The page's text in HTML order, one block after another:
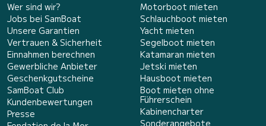
Wer sind wir?
Jobs bei SamBoat
Unsere Garantien
Vertrauen & Sicherheit
Einnahmen berechnen
Gewerbliche Anbieter
Geschenkgutscheine
SamBoat Club
Kundenbewertungen
Presse
Motorboot mieten
Schlauchboot mieten
Yacht mieten
Segelboot mieten
Katamaran mieten
Jetski mieten
Hausboot mieten
Boot mieten ohne
Führerschein
Kabinencharter
Sonderangebote